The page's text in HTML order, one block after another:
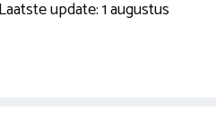
update: 1 augustus